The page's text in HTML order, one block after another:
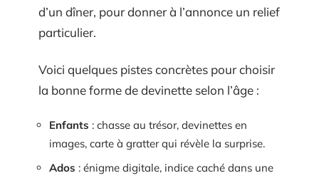
d’un dîner, pour donner à l’annonce un relief
particulier.
Voici quelques pistes concrètes pour choisir
la bonne forme de devinette selon l’âge :
Enfants : chasse au trésor, devinettes en
images, carte à gratter qui révèle la surprise.
Ados : énigme digitale, indice caché dans une